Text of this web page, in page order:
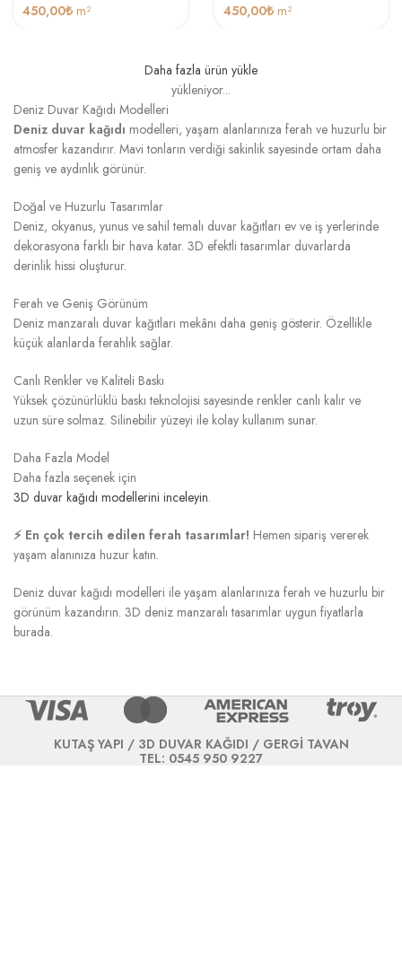
450,00₺ m²
450,00₺ m²
Daha fazla ürün yükle
yükleniyor...
Deniz Duvar Kağıdı Modelleri
Deniz duvar kağıdı modelleri, yaşam alanlarınıza ferah ve huzurlu bir
atmosfer kazandırır. Mavi tonların verdiği sakinlik sayesinde ortam daha
geniş ve aydınlık görünür.
Doğal ve Huzurlu Tasarımlar
Deniz, okyanus, yunus ve sahil temalı duvar kağıtları ev ve iş yerlerinde
dekorasyona farklı bir hava katar. 3D efektli tasarımlar duvarlarda
derinlik hissi oluşturur.
Ferah ve Geniş Görünüm
Deniz manzaralı duvar kağıtları mekânı daha geniş gösterir. Özellikle
küçük alanlarda ferahlık sağlar.
Canlı Renkler ve Kaliteli Baskı
Yüksek çözünürlüklü baskı teknolojisi sayesinde renkler canlı kalır ve
uzun süre solmaz. Silinebilir yüzeyi ile kolay kullanım sunar.
Daha Fazla Model
Daha fazla seçenek için
3D duvar kağıdı modellerini inceleyin.
⚡ En çok tercih edilen ferah tasarımlar! Hemen sipariş vererek
yaşam alanınıza huzur katın.
Deniz duvar kağıdı modelleri ile yaşam alanlarınıza ferah ve huzurlu bir
görünüm kazandırın. 3D deniz manzaralı tasarımlar uygun fiyatlarla
burada.
KUTAŞ YAPI / 3D DUVAR KAĞIDI / GERGİ TAVAN
TEL: 0545 950 9227